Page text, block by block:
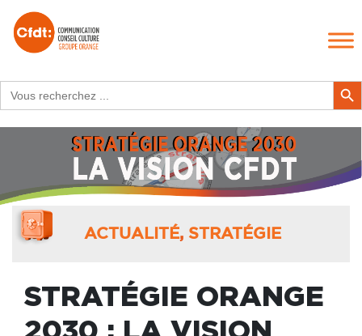
for:
Search
ACTUALITÉ, STRATÉGIE
STRATÉGIE ORANGE
2030 : LA VISION